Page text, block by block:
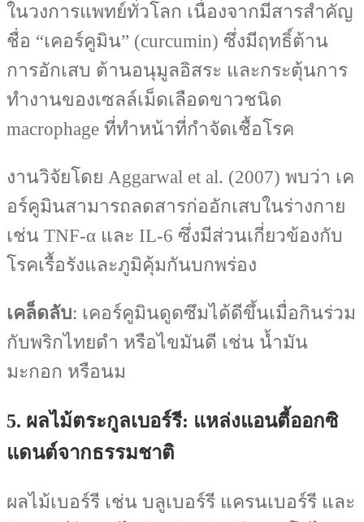
ในวงการแพทย์ทั่วโลก เนื่องจากมีสารสำคัญ
ชื่อ “เคอร์คูมิน” (curcumin) ซึ่งมีฤทธิ์ต้าน
การอักเสบ ต้านอนุมูลอิสระ และกระตุ้นการ
ทำงานของเซลล์เม็ดเลือดขาวชนิด
macrophage ที่ทำหน้าที่กำจัดเชื้อโรค
งานวิจัยโดย Aggarwal et al. (2007) พบว่า เค
อร์คูมินสามารถลดสารก่ออักเสบในร่างกาย
เช่น TNF-α และ IL-6 ซึ่งมีส่วนเกี่ยวข้องกับ
โรคเรื้อรังและภูมิคุ้มกันบกพร่อง
เคล็ดลับ: เคอร์คูมินดูดซึมได้ดีขึ้นเมื่อกินร่วม
กับพริกไทยดำ หรือไขมันดี เช่น น้ำมัน
มะกอก หรือนม
5. ผลไม้ตระกูลเบอร์รี: แหล่งแอนตี้ออกซิ
แดนต์จากธรรมชาติ
ผลไม้เบอร์รี เช่น บลูเบอร์รี แครนเบอร์รี และ